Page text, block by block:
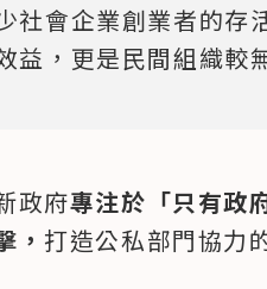
社會企業創業者的存
益，更是民間組織較
政府專注於「只有政
， 打造公私部門協力